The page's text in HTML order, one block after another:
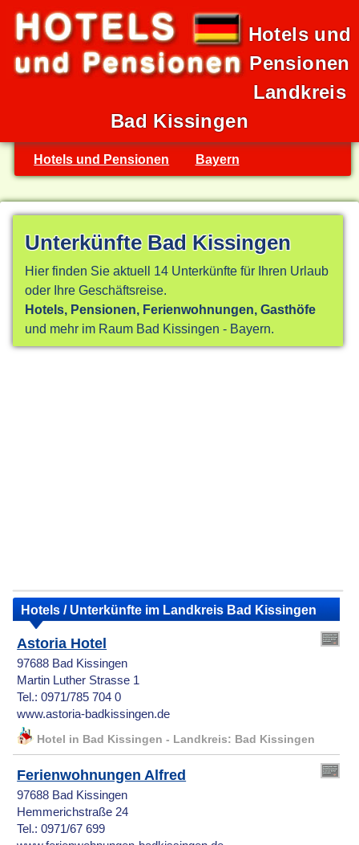
Hotels und
Pensionen
Landkreis
Bad Kissingen
Hotels und Pensionen Bayern
Unterkünfte Bad Kissingen
Hier finden Sie aktuell 14 Unterkünfte für Ihren Urlaub
oder Ihre Geschäftsreise.
Hotels, Pensionen, Ferienwohnungen, Gasthöfe
und mehr im Raum Bad Kissingen - Bayern.
Hotels / Unterkünfte im Landkreis Bad Kissingen
Astoria Hotel
97688 Bad Kissingen
Martin Luther Strasse 1
Tel.: 0971/785 704 0
www.astoria-badkissingen.de
Hotel in Bad Kissingen - Landkreis: Bad Kissingen
Ferienwohnungen Alfred
97688 Bad Kissingen
Hemmerichstraße 24
Tel.: 0971/67 699